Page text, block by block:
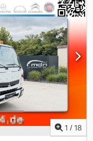
1 / 18